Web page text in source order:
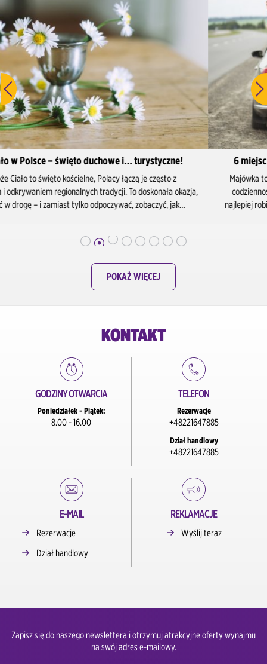
6 miejsc w Polsce idealnych na majówkę samochodem
Majówka to idealna okazja, żeby złapać trochę słońca, odpocząć od
codzienności i odkryć kawałek Polski, którego jeszcze nie znasz. A
najlepiej robi się to z poziomu fotela kierowcy – z dobrą muzyką w tle,
treściwy wypad samochodowy. Każde z tych miejsc da się spokojnie
wygodnie.
POKAŻ WIĘCEJ
KONTAKT
GODZINY OTWARCIA
Poniedziałek - Piątek:
8.00 - 16.00
TELEFON
Rezerwacje
+48221647885
Dział handlowy
+48221647885
E-MAIL
Rezerwacje
Dział handlowy
REKLAMACJE
Wyślij teraz
Zapisz się do naszego newslettera i otrzymuj atrakcyjne oferty wynajmu
na swój adres e-mailowy.